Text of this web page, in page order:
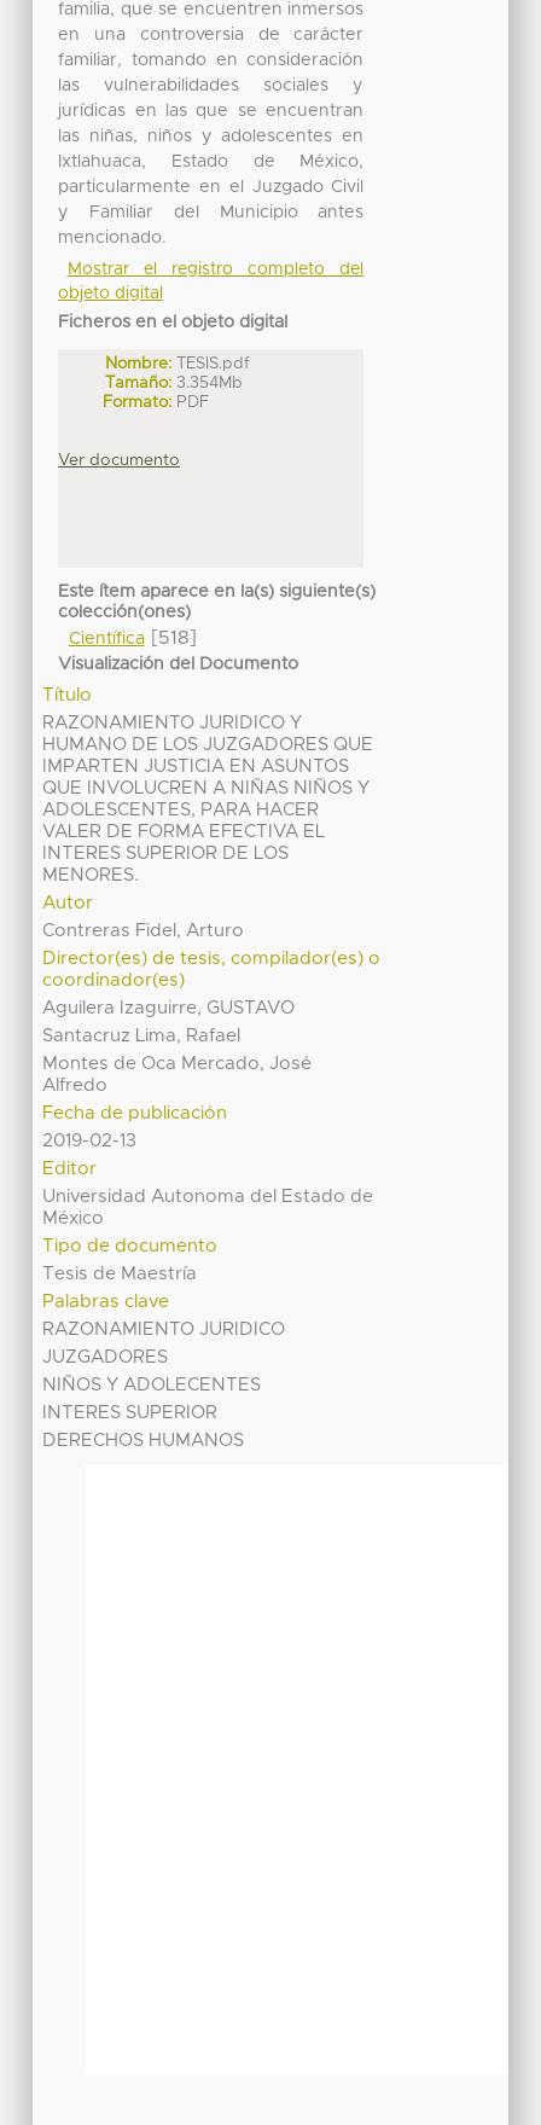
familia, que se encuentren inmersos
en una controversia de carácter
familiar, tomando en consideración
las vulnerabilidades sociales y
jurídicas en las que se encuentran
las niñas, niños y adolescentes en
Ixtlahuaca, Estado de México,
particularmente en el Juzgado Civil
y Familiar del Municipio antes
mencionado.
Mostrar el registro completo del
objeto digital
Ficheros en el objeto digital
Nombre:
TESIS.pdf
Tamaño: 3.354Mb
Formato: PDF
Ver documento
Este ítem aparece en la(s) siguiente(s)
colección(ones)
Científica[518]
Visualización del Documento
Título
RAZONAMIENTO JURIDICO Y
HUMANO DE LOS JUZGADORES QUE
IMPARTEN JUSTICIA EN ASUNTOS
QUE INVOLUCREN A NIÑAS NIÑOS Y
ADOLESCENTES, PARA HACER
VALER DE FORMA EFECTIVA EL
INTERES SUPERIOR DE LOS
MENORES.
Autor
Contreras Fidel, Arturo
Director(es) de tesis, compilador(es) o
coordinador(es)
Aguilera Izaguirre, GUSTAVO
Santacruz Lima, Rafael
Montes de Oca Mercado, José
Alfredo
Fecha de publicación
2019-02-13
Editor
Universidad Autonoma del Estado de
México
Tipo de documento
Tesis de Maestría
Palabras clave
RAZONAMIENTO JURIDICO
JUZGADORES
NIÑOS Y ADOLECENTES
INTERES SUPERIOR
DERECHOS HUMANOS